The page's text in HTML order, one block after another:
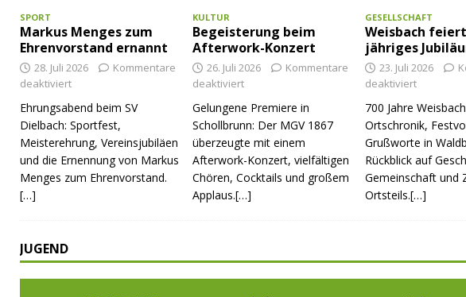
SPORT
Markus Menges zum
Ehrenvorstand ernannt
28. Juli 2026
Kommentare
deaktiviert
Ehrungsabend beim SV
Dielbach: Sportfest,
Meisterehrung, Vereinsjubiläen
und die Ernennung von Markus
Menges zum Ehrenvorstand.
[…]
KULTUR
Begeisterung beim
Afterwork-Konzert
26. Juli 2026
Kommentare
deaktiviert
Gelungene Premiere in
Schollbrunn: Der MGV 1867
überzeugte mit einem
Afterwork-Konzert, vielfältigen
Chören, Cocktails und großem
Applaus.[…]
GESELLSCHAFT
Weisbach
jähriges
23. Juli 2026
deaktiviert
700 Jahre
Ortschronik,
Grußworte in
Rückblick auf
Gemeinschaft und
Ortsteils.[…]
JUGEND